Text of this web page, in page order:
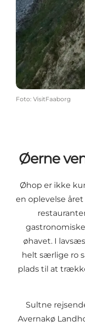
Foto: VisitFaaborg
Øerne
Øhop er ikke
en oplevelse
øhavet. I
helt særlige ro
plads til at
Sultne
Avernakø